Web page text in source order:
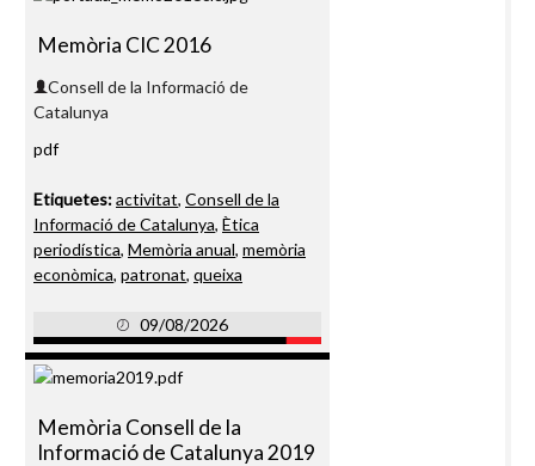
Memòria CIC 2016
Consell de la Informació de
Catalunya
pdf
Etiquetes:activitat, Consell de la
Informació de Catalunya, Ètica
periodística, Memòria anual, memòria
econòmica, patronat, queixa
09/08/2026
Memòria Consell de la
Informació de Catalunya 2019